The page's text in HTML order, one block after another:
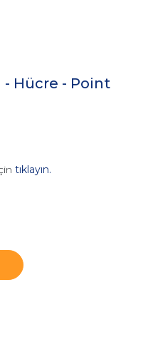
- Hücre - Point
tıklayın.